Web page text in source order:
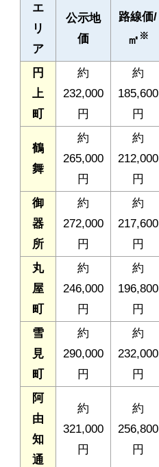
エ
リ
ア
公示地
価
路線価/
㎡ ※
円
上
町
約
232,000
円
約
185,600
円
鶴
舞
約
265,000
円
約
212,000
円
御
器
所
約
272,000
円
約
217,600
円
丸
屋
町
約
246,000
円
約
196,800
円
雪
見
町
約
290,000
円
約
232,000
円
阿
由
知
通
約
321,000
円
約
256,800
円